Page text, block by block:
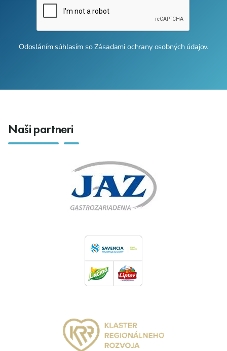
Odosláním súhlasím soZásadami ochrany osobných údajov.
Naši partneri